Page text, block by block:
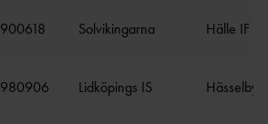
900618 Solvikingarna Hälle IF
980906 Lidköpings IS Hässelby